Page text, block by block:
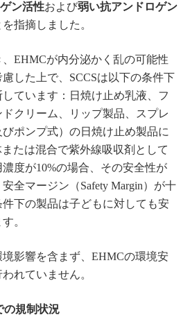
ン活性および弱い抗アンドロゲン
指摘しました。
EHMCが内分泌かく乱の可能性
した上で、SCCSは以下の条件下
ています：日焼け止め乳液、フ
クリーム、リップ製品、スプレ
ポンプ式）の日焼け止め製品に
たは混合で紫外線吸収剤として
度が10%の場合、その安全性が
全マージン（Safety Margin）が十
下の製品は子どもに対しても安
。
影響を含まず、EHMCの環境安
れていません。
の規制状況